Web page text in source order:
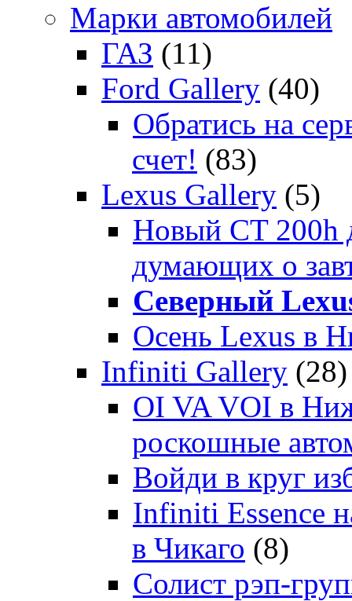
Марки автомобилей
ГАЗ (11)
Ford Gallery (40)
Обратись на
счет! (83)
Lexus Gallery (5)
Новый CT 200h
думающих о
Северный
Осень Lexus в
Infiniti Gallery (28)
OI VA VOI в
роскошные
Войди в круг
Infiniti Essence
в Чикаго (8)
Солист рэп-